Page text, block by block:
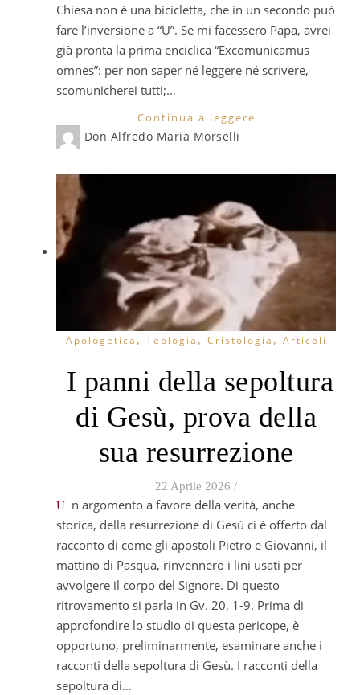
Chiesa non è una bicicletta, che in un secondo può
fare l’inversione a “U”. Se mi facessero Papa, avrei
già pronta la prima enciclica “Excomunicamus
omnes”: per non saper né leggere né scrivere,
scomunicherei tutti;…
Continua a leggere
Don Alfredo Maria Morselli
Apologetica , Teologia , Cristologia , Articoli
I panni della sepoltura
di Gesù, prova della
sua resurrezione
22 Aprile 2026 /
Un argomento a favore della verità, anche
storica, della resurrezione di Gesù ci è offerto dal
racconto di come gli apostoli Pietro e Giovanni, il
mattino di Pasqua, rinvennero i lini usati per
avvolgere il corpo del Signore. Di questo
ritrovamento si parla in Gv. 20, 1-9. Prima di
approfondire lo studio di questa pericope, è
opportuno, preliminarmente, esaminare anche i
racconti della sepoltura di Gesù. I racconti della
sepoltura di…